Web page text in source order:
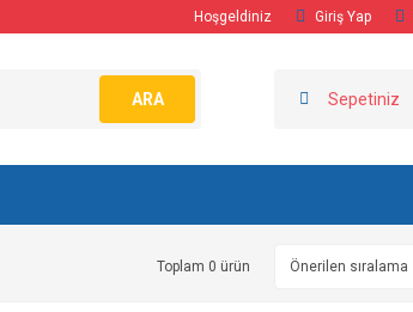
Hoşgeldiniz Giriş Yap
ARA Sepetiniz
Toplam 0 ürün